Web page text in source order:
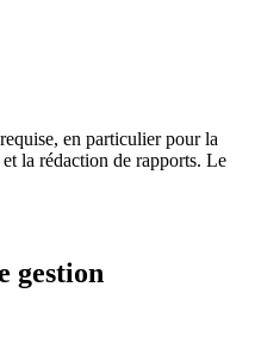
en particulier pour la
et la rédaction de rapports. Le
gestion